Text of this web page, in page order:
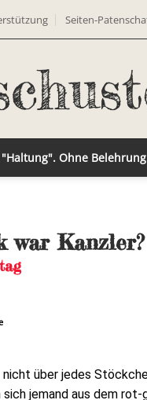
Seiten-
Ohne
war
über jedes
jemand aus dem